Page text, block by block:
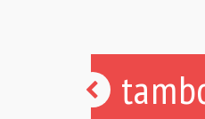
punyada